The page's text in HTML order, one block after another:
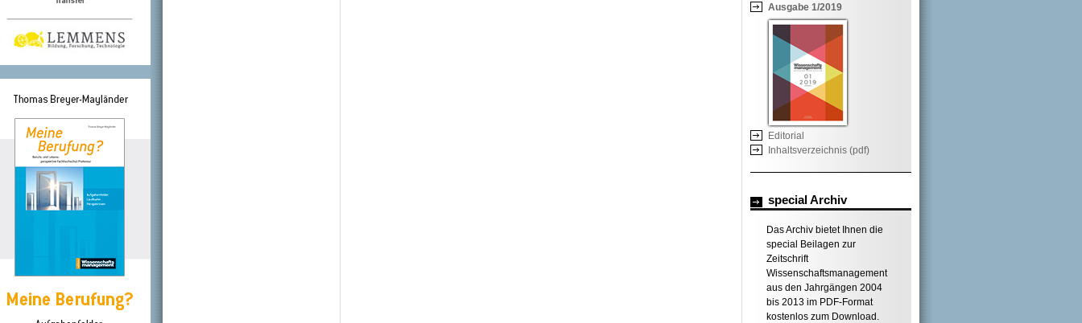
Ausgabe 1/2019
Editorial
Inhaltsverzeichnis (pdf)
special Archiv
Das Archiv bietet Ihnen die
special Beilagen zur
Zeitschrift
Wissenschaftsmanagement
aus den Jahrgängen 2004
bis 2013 im PDF-Format
kostenlos zum Download.